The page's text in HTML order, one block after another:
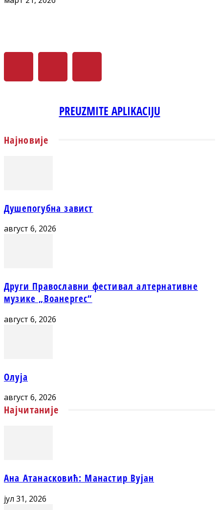
PREUZMITE APLIKACIJU
Најновије
Душепогубна завист
август 6, 2026
Други Православни фестивал алтернативне
музике „Воанергес“
август 6, 2026
Олуја
август 6, 2026
Најчитаније
Ана Атанасковић: Манастир Вујан
јул 31, 2026